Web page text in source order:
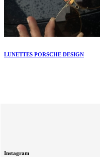
LUNETTES PORSCHE DESIGN
Instagram